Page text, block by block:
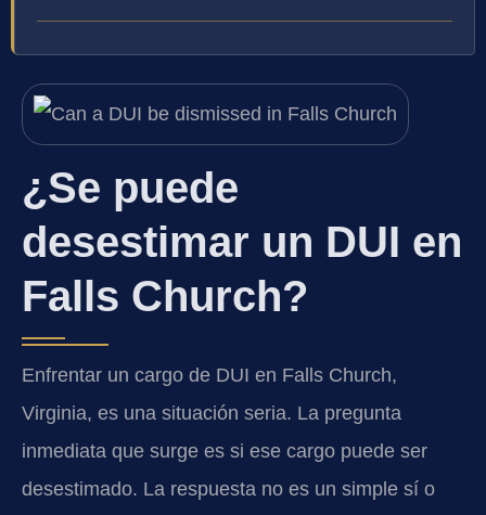
¿Se puede
desestimar un DUI en
Falls Church?
Enfrentar un cargo de DUI en Falls Church,
Virginia, es una situación seria. La pregunta
inmediata que surge es si ese cargo puede ser
desestimado. La respuesta no es un simple sí o